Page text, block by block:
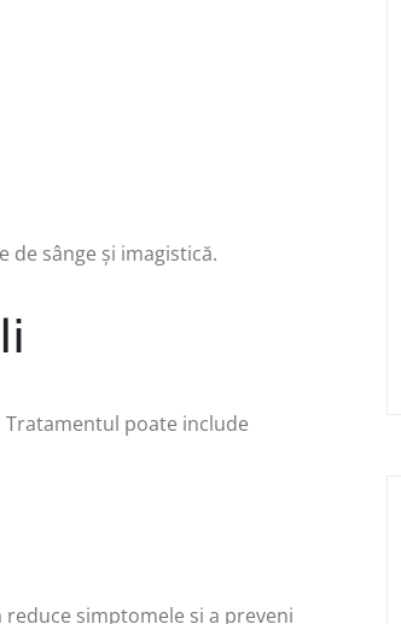
de sânge și imagistică.
poate include
simptomele și a preveni